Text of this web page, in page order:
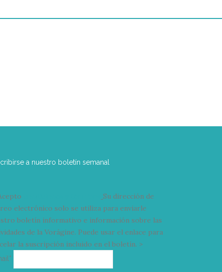
a nuestro boletín semanal
Su dirección de
electrónico solo se utiliza para enviarle
boletín informativo e información sobre las
de la Vorágine. Puede usar el enlace para
la suscripción incluido en el boletín. >
electrónico